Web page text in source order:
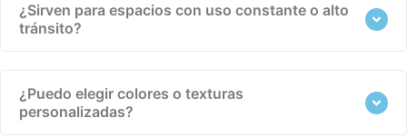
¿Sirven para espacios con uso constante o alto
tránsito?
¿Puedo elegir colores o texturas
personalizadas?